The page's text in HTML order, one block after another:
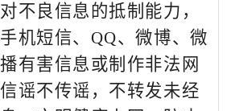
不良信息的抵制能力，
机短信、 QQ、微博、微
有害信息或制作非法网
谣不传谣，不转发未经